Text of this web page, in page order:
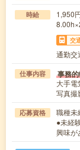
時給
1,950
交
通勤交
仕事内容 事務
大手
写真撮
応募資格
職種未
●未経
興味